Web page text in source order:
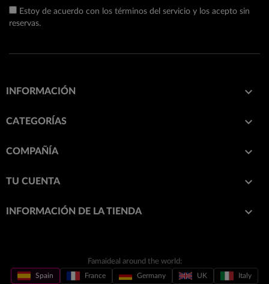
Estoy de acuerdo con los términos del servicio y los acepto sin
reservas.
INFORMACIÓN 
CATEGORÍAS 
COMPAÑÍA 
TU CUENTA 
INFORMACIÓN DE LA TIENDA keyboard_arrow_down
Famaideal around the world:
Spain France Germany UK Italy